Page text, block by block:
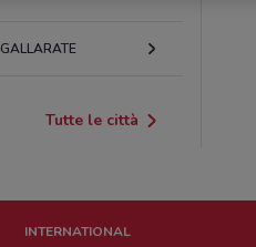
GALLARATE
Tutte le città
INTERNATIONAL